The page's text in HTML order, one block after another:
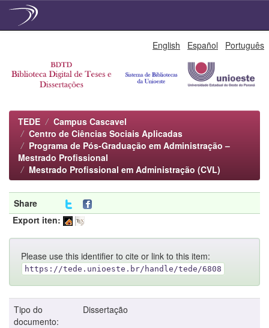
English Español Português
TEDE
Campus Cascavel
Centro de Ciências Sociais Aplicadas
Programa de Pós-Graduação em Administração –
Mestrado Profissional
Mestrado Profissional em Administração (CVL)
Share
Export iten:
Please use this identifier to cite or link to this item:
https://tede.unioeste.br/handle/tede/6808
Tipo do
documento:
Dissertação